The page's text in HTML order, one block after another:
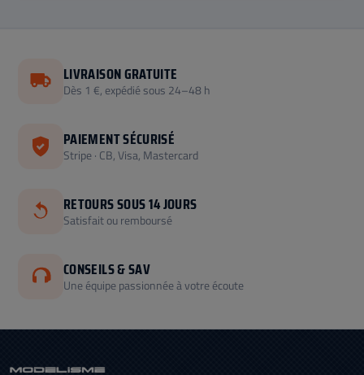
LIVRAISON GRATUITE
Dès 1 €, expédié sous 24–48 h
PAIEMENT SÉCURISÉ
Stripe · CB, Visa, Mastercard
RETOURS SOUS 14 JOURS
Satisfait ou remboursé
CONSEILS & SAV
Une équipe passionnée à votre écoute